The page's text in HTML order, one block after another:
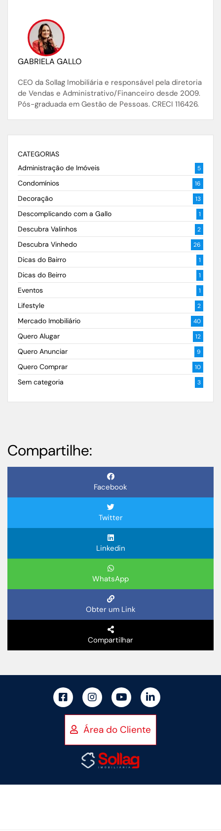
GABRIELA GALLO
CEO da Sollag Imobiliária e responsável pela diretoria
de Vendas e Administrativo/Financeiro desde 2009.
Pós-graduada em Gestão de Pessoas. CRECI 116426.
CATEGORIAS
Administração de Imóveis
5
Condomínios 16
Decoração 13
Descomplicando com a Gallo 1
Descubra Valinhos 2
Descubra Vinhedo 26
Dicas do Bairro 1
Dicas do Beirro 1
Eventos 1
Lifestyle 2
Mercado Imobiliário 40
Quero Alugar 12
Quero Anunciar 9
Quero Comprar 10
Sem categoria 3
Compartilhe:
Facebook
Twitter
Linkedin
WhatsApp
Obter um Link
Compartilhar
Área do Cliente